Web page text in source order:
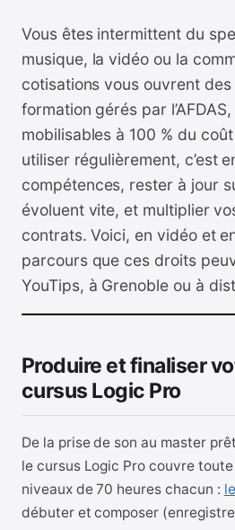
Vous êtes intermittent du
musique, la vidéo ou la
cotisations vous ouvrent
formation gérés par
mobilisables à 100 % du
utiliser régulièrement, c’est
compétences, rester à jour
évoluent vite, et multiplier
contrats. Voici, en vidéo et
parcours que ces droits
YouTips, à Grenoble ou à
Produire et finaliser
cursus Logic Pro
De la prise de son au master
le cursus Logic Pro couvre
niveaux de 70 heures chacun :
débuter et composer